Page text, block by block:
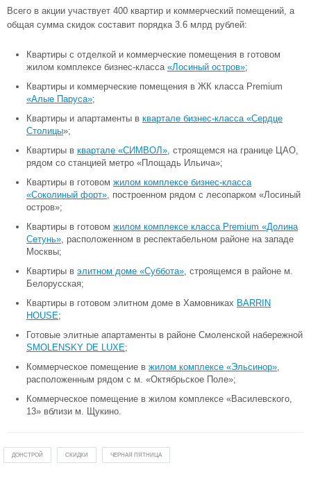
Всего в акции участвует 400 квартир и коммерческий помещений, а
общая сумма скидок составит порядка 3.6 млрд рублей:
Квартиры с отделкой и коммерческие помещения в готовом
жилом комплексе бизнес-класса «Лосиный остров»;
Квартиры и коммерческие помещения в ЖК класса Premium
«Алые Паруса»;
Квартиры и апартаменты в квартале бизнес-класса «Сердце
Столицы»;
Квартиры в квартале «СИМВОЛ», строящемся на границе ЦАО,
рядом со станцией метро «Площадь Ильича»;
Квартиры в готовом жилом комплексе бизнес-класса
«Соколиный форт», построенном рядом с лесопарком «Лосиный
остров»;
Квартиры в готовом жилом комплексе класса Premium «Долина
Сетунь», расположенном в респектабельном районе на западе
Москвы;
Квартиры в элитном доме «Суббота», строящемся в районе м.
Белорусская;
Квартиры в готовом элитном доме в Хамовниках BARRIN
HOUSE;
Готовые элитные апартаменты в районе Смоленской набережной
SMOLENSKY DE LUXE;
Коммерческое помещение в жилом комплексе «Эльсинор»,
расположенным рядом с м. «Октябрьское Поле»;
Коммерческое помещение в жилом комплексе «Василевского,
13» вблизи м. Щукино.
ДОНСТРОЙ СКИДКИ ЧЕРНАЯ ПЯТНИЦА